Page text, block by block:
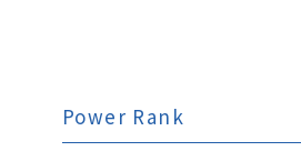
Power Rank